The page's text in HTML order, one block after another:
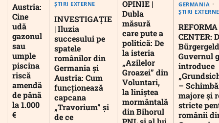
Austria:
Cine
udă
gazonul
sau
umple
piscina
riscă
amendă
de până
la 1.000
€
ȘTIRI EXTERNE
INVESTIGAȚIE
| Iluzia
succesului pe
spatele
românilor din
Germania și
Austria: Cum
funcționează
capcana
„Travorium” și
de ce
OPINIE |
Dubla
măsură
care pute a
politică: De
la isteria
„Azilelor
Groazei” din
Voluntari,
la liniștea
mormântală
din Bihorul
GERMANIA
ȘTIRI EXTERNE
CENTER:
Guvernul
introduce
–
majore și
stricte
românii